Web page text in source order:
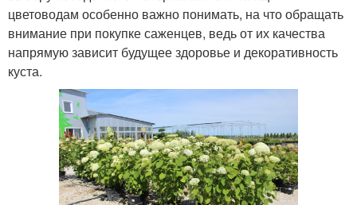
цветоводам особенно важно понимать, на что обращать
внимание при покупке саженцев, ведь от их качества
напрямую зависит будущее здоровье и декоративность
куста.